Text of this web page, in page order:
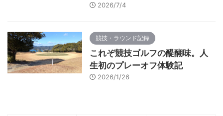
2026/7/4
競技・ラウンド記録
これぞ競技ゴルフの醍醐味。人
生初のプレーオフ体験記
2026/1/26